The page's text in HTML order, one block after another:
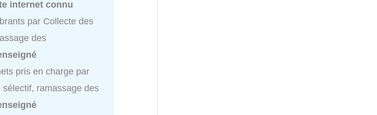
internet connu
par Collecte des
des
pris en charge par
ramassage des